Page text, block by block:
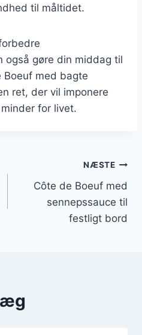
til måltidet.
også gøre din middag til
Boeuf med bagte
ret, der vil imponere
for livet.
NÆSTE
Côte de Boeuf med
sennepssauce til
festligt bord